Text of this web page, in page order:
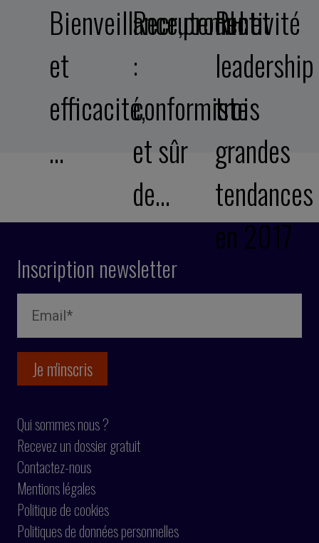
Bienveillance,productivité
et
efficacité,
…
Recrutement
:
conformiste
et sûr
de…
RH et
trois
grandes
tendances
en 2017
Inscription newsletter
Qui sommes nous ?
Recevez un dossier gratuit
Contactez-nous
Mentions légales
Politique de cookies
Politiques de données personnelles